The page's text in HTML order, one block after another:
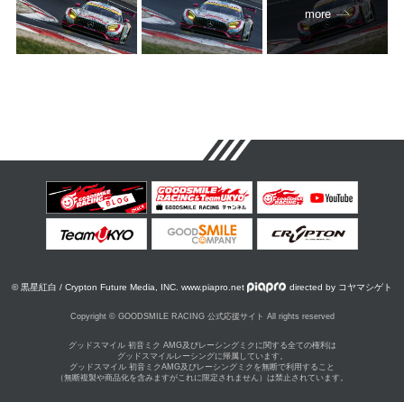
more
© 黒星紅白 / Crypton Future Media, INC. www.piapro.net directed by コヤマシゲト
Copyright © GOODSMILE RACING 公式応援サイト All rights reserved
グッドスマイル 初音ミク AMG及びレーシングミクに関する全ての権利は
グッドスマイルレーシングに帰属しています。
グッドスマイル 初音ミクAMG及びレーシングミクを無断で利用すること
（無断複製や商品化を含みますがこれに限定されません）は禁止されています。